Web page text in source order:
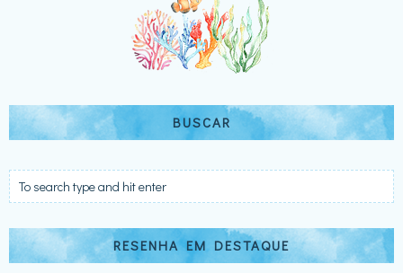
BUSCAR
RESENHA EM DESTAQUE